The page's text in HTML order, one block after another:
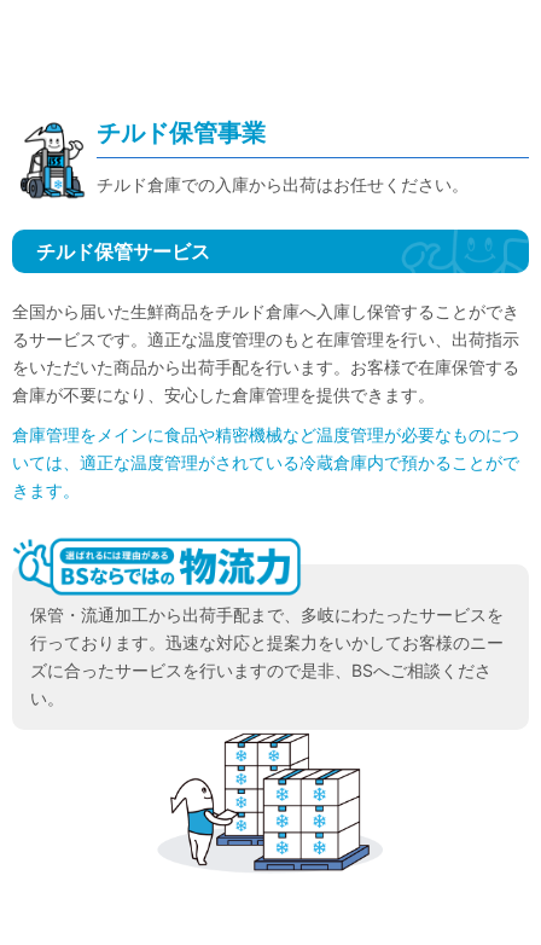
チルド保管事業
チルド倉庫での入庫から出荷はお任せください。
チルド保管サービス
全国から届いた生鮮商品をチルド倉庫へ入庫し保管することができ
るサービスです。適正な温度管理のもと在庫管理を行い、出荷指示
をいただいた商品から出荷手配を行います。お客様で在庫保管する
倉庫が不要になり、安心した倉庫管理を提供できます。
倉庫管理をメインに食品や精密機械など温度管理が必要なものにつ
いては、適正な温度管理がされている冷蔵倉庫内で預かることがで
きます。
保管・流通加工から出荷手配まで、多岐にわたったサービスを
行っております。迅速な対応と提案力をいかしてお客様のニー
ズに合ったサービスを行いますので是非、BSへご相談くださ
い。